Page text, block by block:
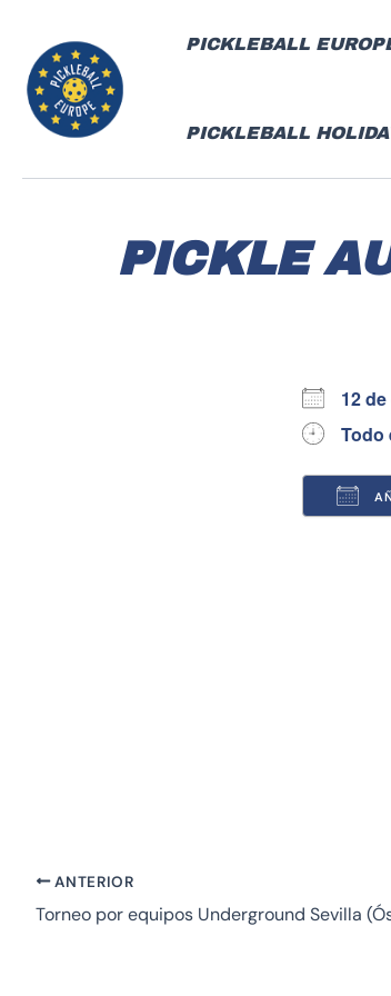
contenido
PICKLEBALL
PICKLEBALL
PICKLE
12
Todo
ANTERIOR
Torneo por equipos Underground Sevilla